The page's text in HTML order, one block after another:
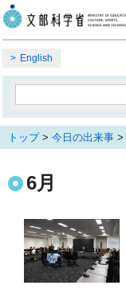
English
トップ> 今日の出来事 >
6月